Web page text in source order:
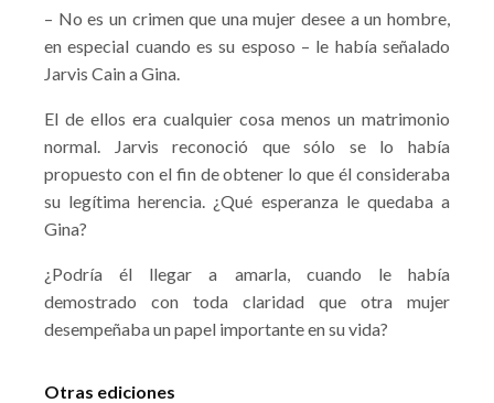
– No es un crimen que una mujer desee a un hombre,
en especial cuando es su esposo – le había señalado
Jarvis Cain a Gina.
El de ellos era cualquier cosa menos un matrimonio
normal. Jarvis reconoció que sólo se lo había
propuesto con el fin de obtener lo que él consideraba
su legítima herencia. ¿Qué esperanza le quedaba a
Gina?
¿Podría él llegar a amarla, cuando le había
demostrado con toda claridad que otra mujer
desempeñaba un papel importante en su vida?
Otras ediciones